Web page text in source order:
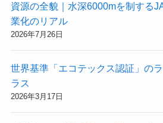
資源の全貌｜水深6000mを制する
業化のリアル
2026年7月26日
世界基準「エコテックス認証」の
ラス
2026年3月17日